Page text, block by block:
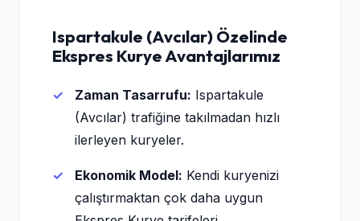
Ispartakule (Avcılar) Özelinde
Ekspres Kurye Avantajlarımız
Zaman Tasarrufu: Ispartakule
(Avcılar) trafiğine takılmadan hızlı
ilerleyen kuryeler.
Ekonomik Model: Kendi kuryenizi
çalıştırmaktan çok daha uygun